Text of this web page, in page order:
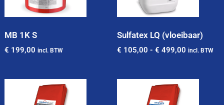
MB 1K S
€ 199,00 incl. BTW
Sulfatex LQ (vloeibaar)
€ 105,00 - € 499,00 incl. BTW